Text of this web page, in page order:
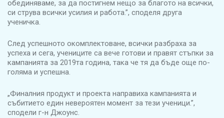
обединяваме, за да постигнем нещо за благото на всички,
си струва всички усилия и работа.”, споделя друга
ученичка.
След успешното окомплектоване, всички разбраха за
успеха и сега, учениците са вече готови и правят стъпки за
кампанията за 2019та година, така че тя да бъде още по-
голяма и успешна.
„Финалния продукт и проекта направиха кампанията и
събитието един невероятен момент за тези ученици.”,
сподели г-н Джоунс.